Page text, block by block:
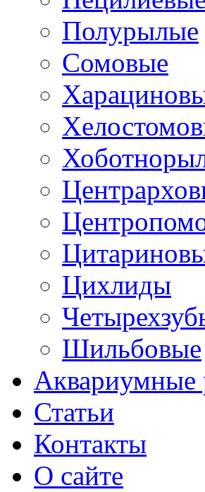
Полурылые
Сомовые
Цихлиды
Шильбовые
Аквариумные
Статьи
Контакты
О сайте